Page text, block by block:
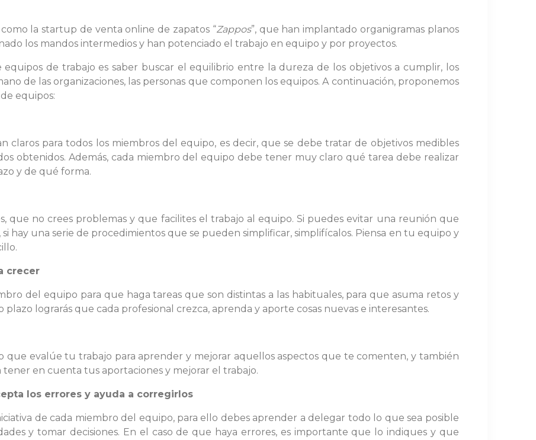
la startup de venta online de zapatos “Zappos”, que han implantado organigramas planos
los mandos intermedios y han potenciado el trabajo en equipo y por proyectos.
equipos de trabajo es saber buscar el equilibrio entre la dureza de los objetivos a cumplir, los
de las organizaciones, las personas que componen los equipos. A continuación, proponemos
equipos:
claros para todos los miembros del equipo, es decir, que se debe tratar de objetivos medibles
obtenidos. Además, cada miembro del equipo debe tener muy claro qué tarea debe realizar
y de qué forma.
que no crees problemas y que facilites el trabajo al equipo. Si puedes evitar una reunión que
hay una serie de procedimientos que se pueden simplificar, simplifícalos. Piensa en tu equipo y
crecer
del equipo para que haga tareas que son distintas a las habituales, para que asuma retos y
plazo lograrás que cada profesional crezca, aprenda y aporte cosas nuevas e interesantes.
que evalúe tu trabajo para aprender y mejorar aquellos aspectos que te comenten, y también
en cuenta tus aportaciones y mejorar el trabajo.
los errores y ayuda a corregirlos
de cada miembro del equipo, para ello debes aprender a delegar todo lo que sea posible
y tomar decisiones. En el caso de que haya errores, es importante que lo indiques y que